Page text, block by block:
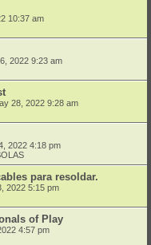
10:37 am
2022 9:23 am
28, 2022 9:28 am
2022 4:18 pm
para resoldar.
2022 5:15 pm
of Play
4:57 pm